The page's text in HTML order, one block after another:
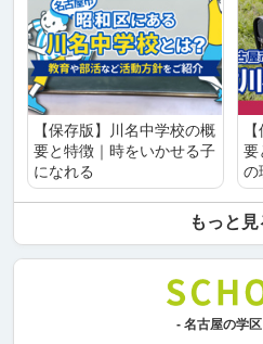
【保存版】川名中学校の概
要と特徴｜時をいかせる子
になれる
要
の
もっと見
- 名古屋の学